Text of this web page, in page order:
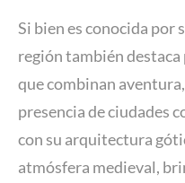
Si bien es conocida por
región también
que combinan
presencia de ciudades
con su arquitectura
atmósfera medieval,